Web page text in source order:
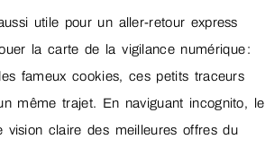
utile pour un aller-retour express
la carte de la vigilance numérique :
fameux cookies, ces petits traceurs
même trajet. En naviguant incognito, le
claire des meilleures offres du